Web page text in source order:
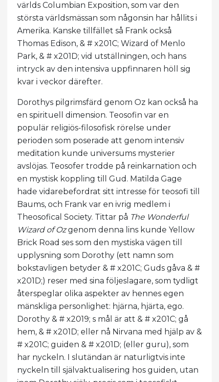
världs Columbian Exposition, som var den
största världsmässan som någonsin har hållits i
Amerika. Kanske tillfället så Frank också
Thomas Edison, & # x201C; Wizard of Menlo
Park, & # x201D; vid utställningen, och hans
intryck av den intensiva uppfinnaren höll sig
kvar i veckor därefter.
Dorothys pilgrimsfärd genom Oz kan också ha
en spirituell dimension. Teosofin var en
populär religiös-filosofisk rörelse under
perioden som poserade att genom intensiv
meditation kunde universums mysterier
avslöjas. Teosofer trodde på reinkarnation och
en mystisk koppling till Gud. Matilda Gage
hade vidarebefordrat sitt intresse för teosofi till
Baums, och Frank var en ivrig medlem i
Theosofical Society. Tittar på The Wonderful
Wizard of Ozgenom denna lins kunde Yellow
Brick Road ses som den mystiska vägen till
upplysning som Dorothy (ett namn som
bokstavligen betyder & # x201C; Guds gåva & #
x201D;) reser med sina följeslagare, som tydligt
återspeglar olika aspekter av hennes egen
mänskliga personlighet: hjärna, hjärta, ego.
Dorothy & # x2019; s mål är att & # x201C; gå
hem, & # x201D; eller nå Nirvana med hjälp av &
# x201C; guiden & # x201D; (eller guru), som
har nyckeln. I slutändan är naturligtvis inte
nyckeln till självaktualisering hos guiden, utan